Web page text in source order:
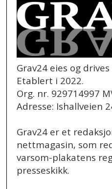
Grav24 eies og drives
Etablert i 2022.
Org. nr. 929714997
Adresse: Ishallveien
Grav24 er et
nettmagasin, som
varsom-plakatens
presseskikk.